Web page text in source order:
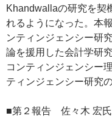
Khandwallaの研究を契
れるようになった。本
ンティンジェンシー研
論を援用した会計学研
コンティンジェンシー
ティンジェンシー研究
■第２報告 佐々木 宏氏